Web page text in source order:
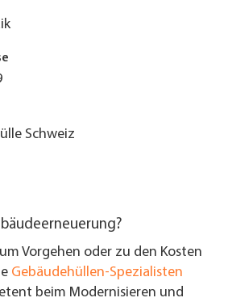
Schweiz
Vorgehen oder zu den Kosten
Gebäudehüllen-Spezialisten
beim Modernisieren und